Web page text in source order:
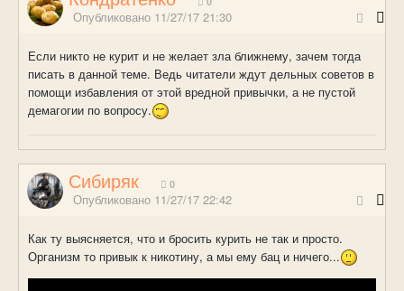
Опубликовано 11/27/17 21:30
Если никто не курит и не желает зла ближнему, зачем тогда
писать в данной теме. Ведь читатели ждут дельных советов в
помощи избавления от этой вредной привычки, а не пустой
демагогии по вопросу.
Сибиряк 0
Опубликовано 11/27/17 22:42
Как ту выясняется, что и бросить курить не так и просто.
Организм то привык к никотину, а мы ему бац и ничего...